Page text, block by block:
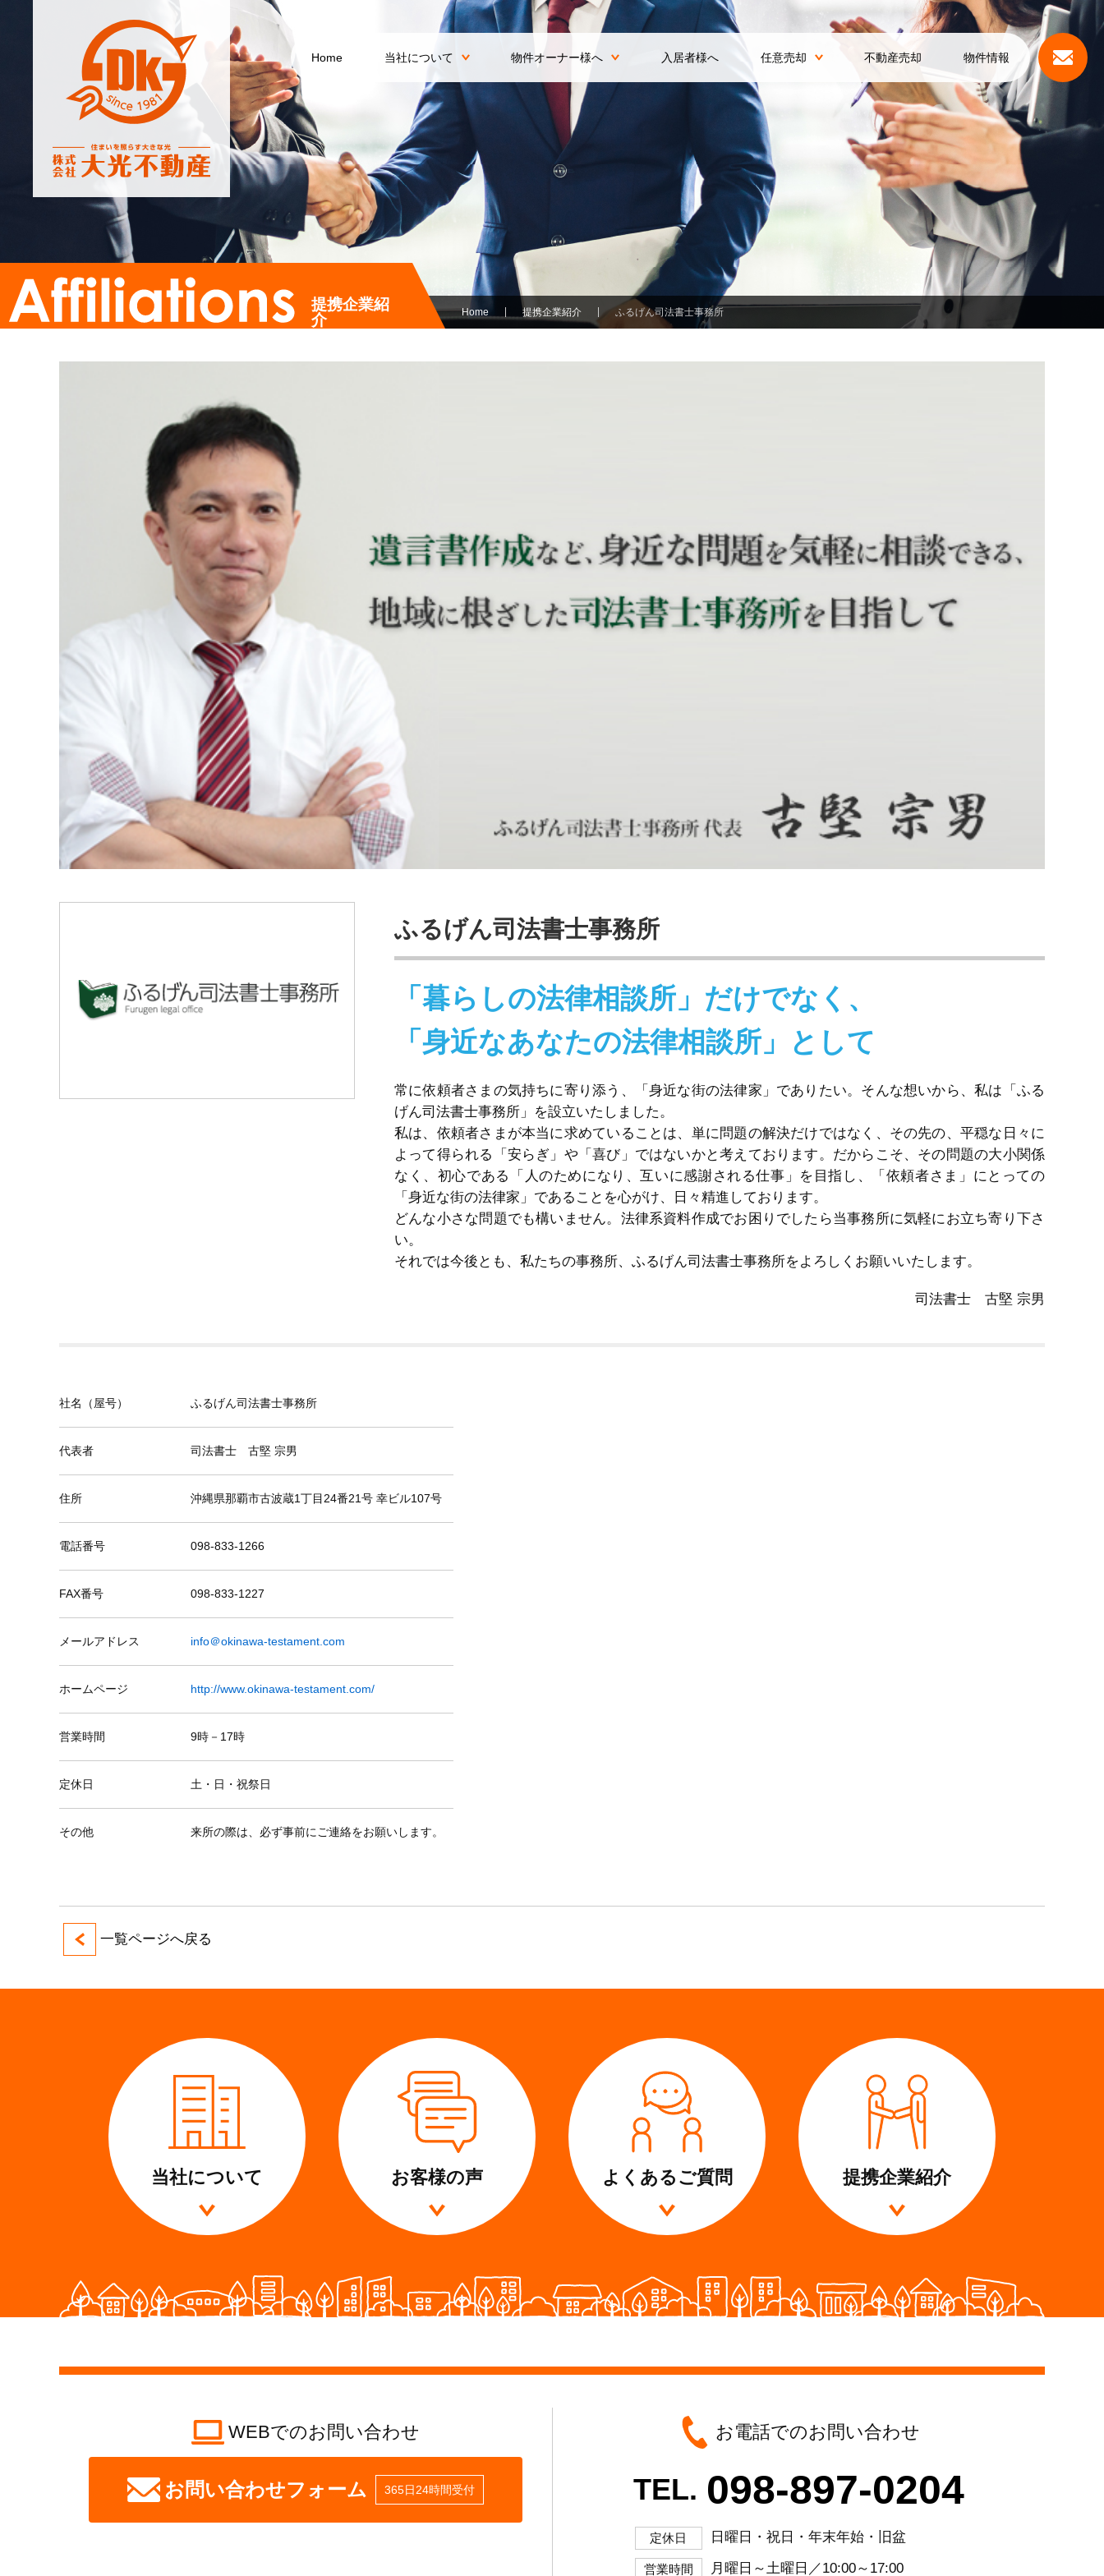
Home 当社について 物件オーナー様へ 入居者様へ 任意売却 不動産売却 物件情報
提携企業紹
介
Home 提携企業紹介 ふるげん司法書士事務所
ふるげん司法書士事務所
「暮らしの法律相談所」だけでなく、
「身近なあなたの法律相談所」として
常に依頼者さまの気持ちに寄り添う、「身近な街の法律家」でありたい。そんな想いから、私は「ふる
げん司法書士事務所」を設立いたしました。
私は、依頼者さまが本当に求めていることは、単に問題の解決だけではなく、その先の、平穏な日々に
よって得られる「安らぎ」や「喜び」ではないかと考えております。だからこそ、その問題の大小関係
なく、初心である「人のためになり、互いに感謝される仕事」を目指し、「依頼者さま」にとっての
「身近な街の法律家」であることを心がけ、日々精進しております。
どんな小さな問題でも構いません。法律系資料作成でお困りでしたら当事務所に気軽にお立ち寄り下さ
い。
それでは今後とも、私たちの事務所、ふるげん司法書士事務所をよろしくお願いいたします。
司法書士 古堅 宗男
社名（屋号） ふるげん司法書士事務所
代表者 司法書士 古堅 宗男
住所 沖縄県那覇市古波蔵1丁目24番21号 幸ビル107号
電話番号 098-833-1266
FAX番号 098-833-1227
メールアドレス info＠okinawa-testament.com
ホームページ http://www.okinawa-testament.com/
営業時間 9時－17時
定休日 土・日・祝祭日
その他 来所の際は、必ず事前にご連絡をお願いします。
一覧ページへ戻る
当社について お客様の声 よくある ご質問 提携企業紹介
WEBでのお問い合わせ
お問い合わせフォーム 365日24時間受付
お電話でのお問い合わせ
TEL. 098-897-0204
定休日 日曜日・祝日・年末年始・旧盆
営業時間 月曜日～土曜日／10:00～17:00